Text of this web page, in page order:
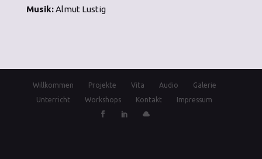
Musik:Almut Lustig
Willkommen Projekte Vita Audio
Galerie
Unterricht
Workshops Kontakt Impressum